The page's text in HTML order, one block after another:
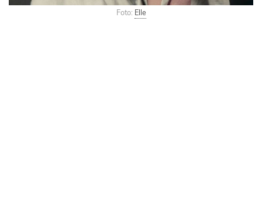
Foto: Elle